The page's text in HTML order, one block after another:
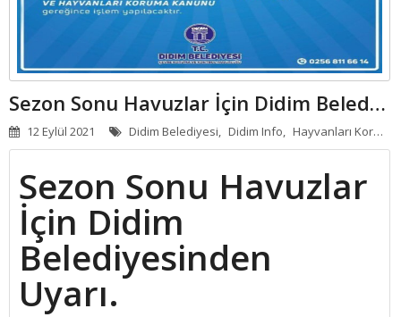
Sezon Sonu Havuzlar İçin Didim Belediyesinden Uyarı
12 Eylül 2021 Didim Belediyesi, Didim Info, Hayvanları Koruma Kanunu,
Sezon Sonu Havuzlar
İçin Didim
Belediyesinden
Uyarı.